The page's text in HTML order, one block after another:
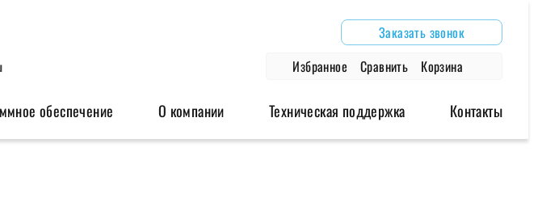
Заказать звонок
Избранное
Сравнить Корзина
обеспечение О компании Техническая поддержка Контакты